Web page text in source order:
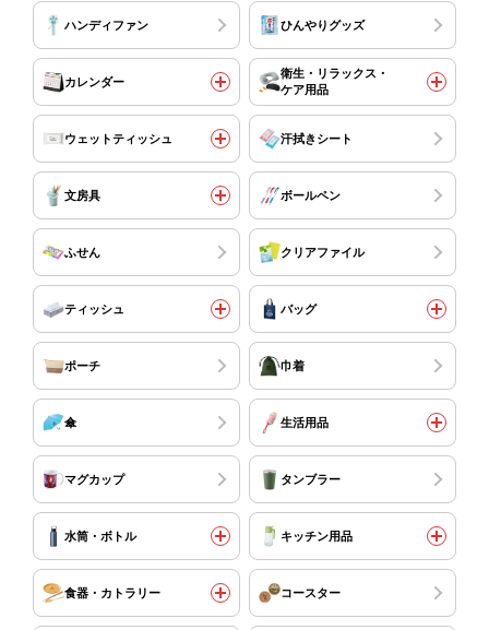
ハンディファン ひんやりグッズ
カレンダー
衛生・リラックス・
ケア用品
ウェットティッシュ 汗拭きシート
文房具 ボールペン
ふせん クリアファイル
ティッシュ バッグ
ポーチ 巾着
傘 生活用品
マグカップ タンブラー
水筒・ボトル キッチン用品
食器・カトラリー コースター